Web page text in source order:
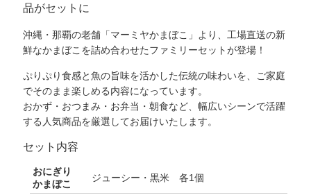
品がセットに
沖縄・那覇の老舗「マーミヤかまぼこ」より、工場直送の新
鮮なかまぼこを詰め合わせたファミリーセットが登場！
ぷりぷり食感と魚の旨味を活かした伝統の味わいを、 ご家庭
でそのまま楽しめる内容になっています。
おかず・おつまみ・お弁当・朝食など、幅広いシーンで活躍
する人気商品を厳選してお届けいたします。
セット内容
おにぎり
かまぼこ
ジューシー・黒米 各1個